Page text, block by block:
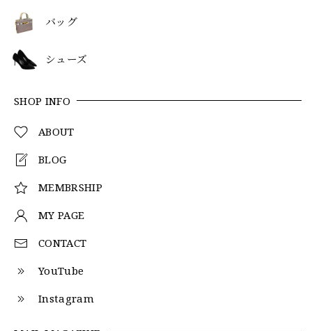
バッグ
シューズ
SHOP INFO
ABOUT
BLOG
MEMBRSHIP
MY PAGE
CONTACT
YouTube
Instagram